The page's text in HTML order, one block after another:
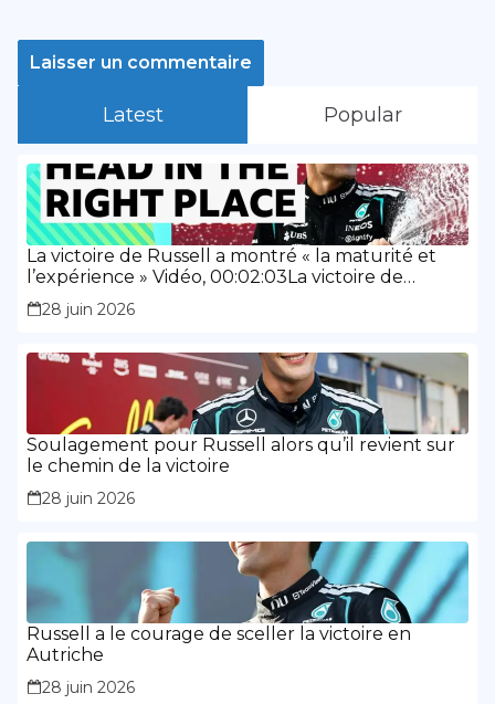
Latest Popular
La victoire de Russell a montré « la maturité et
l’expérience » Vidéo, 00:02:03La victoire de
Russell a montré « la maturité et l’expérience »
28 juin 2026
Soulagement pour Russell alors qu’il revient sur
le chemin de la victoire
28 juin 2026
Russell a le courage de sceller la victoire en
Autriche
28 juin 2026